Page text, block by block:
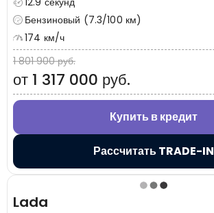
Бензиновый (7.3/100 км)
174 км/ч
1 801 900 руб.
от 1 317 000 руб.
Купить в кредит
Рассчитать TRADE-IN
Lada